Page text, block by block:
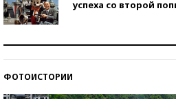
успеха со второй
ФОТОИСТОРИИ